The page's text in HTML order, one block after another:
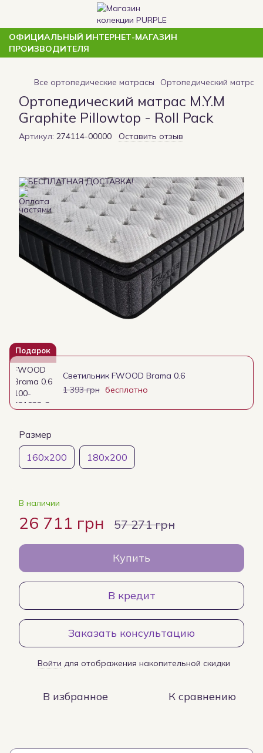
ОФИЦИАЛЬНЫЙ ИНТЕРНЕТ-МАГАЗИН
ПРОИЗВОДИТЕЛЯ
Все ортопедические матрасы Ортопедический матрас
Ортопедический матрас M.Y.M
Graphite Pillowtop - Roll Pack
Артикул: 274114-00000 Оставить отзыв
Подарок
Светильник FWOOD Brama 0.6
1 393 грн бесплатно
Размер
160x200 180x200
В наличии
26 711 грн 57 271 грн
Купить
В кредит
Заказать консультацию
Войти для отображения накопительной скидки
В избранное К сравнению